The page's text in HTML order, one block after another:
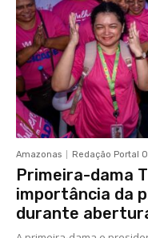
Amazonas Redação Portal
Primeira-dama
importância da
durante